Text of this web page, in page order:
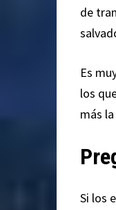
de
Es
los
más
Si los